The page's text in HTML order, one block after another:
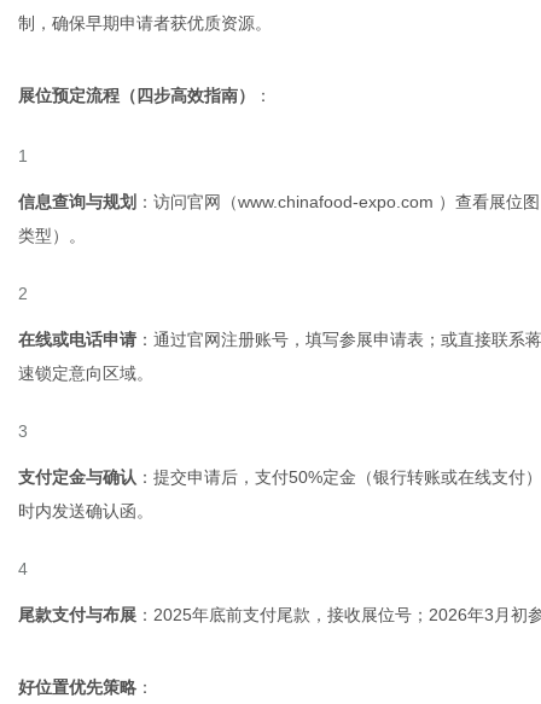
制，确保早期申请者获优质资源。
展位预定流程（四步高效指南） ：
信息查询与规划 ：访问官网（www.chinafood-expo.com ）查看展位
类型）。
在线或电话申请 ：通过官网注册账号，填写参展申请表；或直接联
速锁定意向区域。
支付定金与确认 ：提交申请后，支付50%定金（银行转账或在线支
时内发送确认函。
尾款支付与布展 ：2025年底前支付尾款，接收展位号；2026年3月初
好位置优先策略 ：